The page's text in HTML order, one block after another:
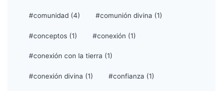
#comunidad (4) #comunión divina (1)
#conceptos (1) #conexión (1)
#conexión con la tierra (1)
#conexión divina (1) #confianza (1)